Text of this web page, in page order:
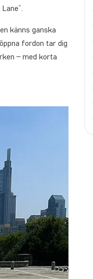
känns ganska
fordon tar dig
– med korta